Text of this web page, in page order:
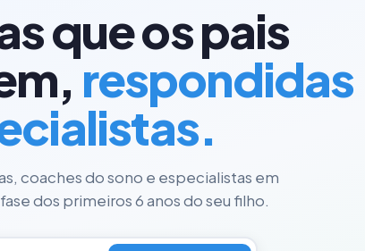
que os pais
respondidas
coaches do sono e especialistas em
dos primeiros 6 anos do seu filho.